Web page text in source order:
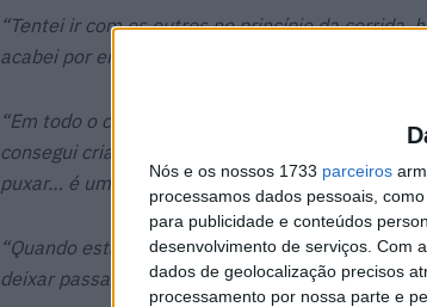
Nós e os nossos 1733 parceiros
processamos dados pessoais,
para publicidade e conteúdos
desenvolvimento de serviços. Com
dados de geolocalização precisos
processamento por nossa parte e
“Tentei ir com os outros no princípio da corrida,
acabei por entrar no ritmo certo…”
“Em todo o caso, fui muito cuidadoso no
consegui criar um intervalo, e quando vi que os
puxar… é um resultado muito importante!”
“Quando estava atrás do Martin, sabia que ele
deixar passar, o que foi pena, porque ele estava